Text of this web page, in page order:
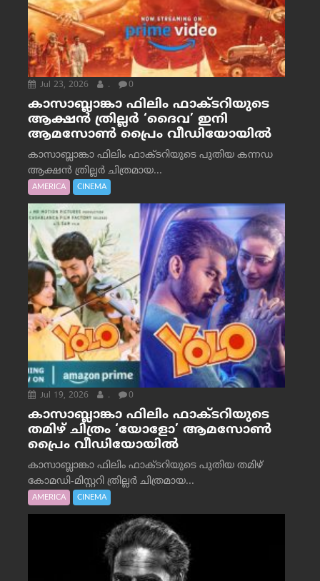
Jul 23, 2026 . 0
കാസാബ്ലാങ്കാ ഫിലിം ഫാക്ടറിയുടെ
ആക്ഷൻ ത്രില്ലർ ‘ദൈവ’ ഇനി
ആമസോൺ പ്രൈം വീഡിയോയിൽ
കാസാബ്ലാങ്കാ ഫിലിം ഫാക്ടറിയുടെ പുതിയ കന്നഡ
ആക്ഷൻ ത്രില്ലർ ചിത്രമായ...
AMERICA CINEMA
Jul 19, 2026 . 0
കാസാബ്ലാങ്കാ ഫിലിം ഫാക്ടറിയുടെ
തമിഴ് ചിത്രം ‘യോളോ’ ആമസോൺ
പ്രൈം വീഡിയോയിൽ
കാസാബ്ലാങ്കാ ഫിലിം ഫാക്ടറിയുടെ പുതിയ തമിഴ്
കോമഡി-മിസ്റ്ററി ത്രില്ലർ ചിത്രമായ...
AMERICA CINEMA